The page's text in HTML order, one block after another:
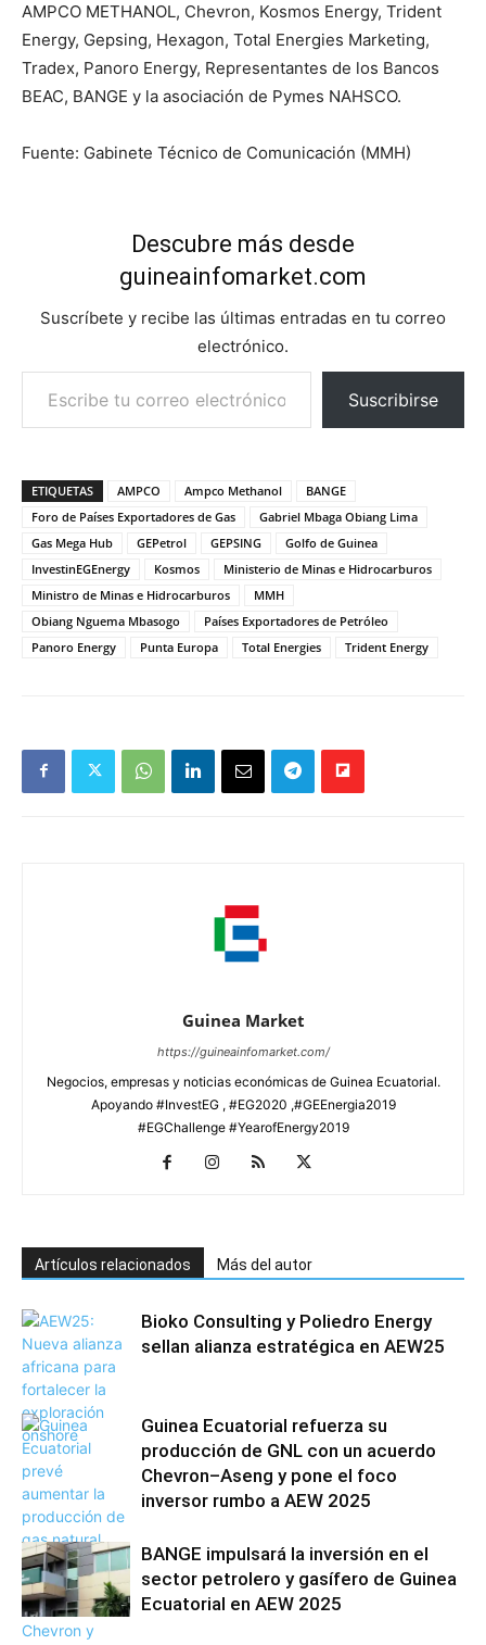
AMPCO METHANOL, Chevron, Kosmos Energy, Trident
Energy, Gepsing, Hexagon, Total Energies Marketing,
Tradex, Panoro Energy, Representantes de los Bancos
BEAC, BANGE y la asociación de Pymes NAHSCO.
Fuente: Gabinete Técnico de Comunicación (MMH)
Descubre más desde
guineainfomarket.com
Suscríbete y recibe las últimas entradas en tu correo
electrónico.
Escribe tu correo electrónico…
Suscribirse
ETIQUETAS AMPCO Ampco Methanol
BANGE
Foro de Países Exportadores de Gas
Gabriel Mbaga Obiang Lima
Gas Mega Hub
GEPetrol GEPSING
Golfo de Guinea
InvestinEGEnergy
Kosmos
Ministerio de Minas e Hidrocarburos
Ministro de Minas e Hidrocarburos
MMH
Obiang Nguema Mbasogo
Países Exportadores de Petróleo
Panoro Energy
Punta Europa Total Energies Trident Energy
Guinea Market
https://guineainfomarket.com/
Negocios, empresas y noticias económicas de Guinea Ecuatorial.
Apoyando #InvestEG , #EG2020 ,#GEEnergia2019
#EGChallenge #YearofEnergy2019
Artículos relacionados Más del autor
Bioko Consulting y Poliedro Energy
sellan alianza estratégica en AEW25
Guinea Ecuatorial refuerza su
producción de GNL con un acuerdo
Chevron–Aseng y pone el foco
inversor rumbo a AEW 2025
BANGE impulsará la inversión en el
sector petrolero y gasífero de Guinea
Ecuatorial en AEW 2025